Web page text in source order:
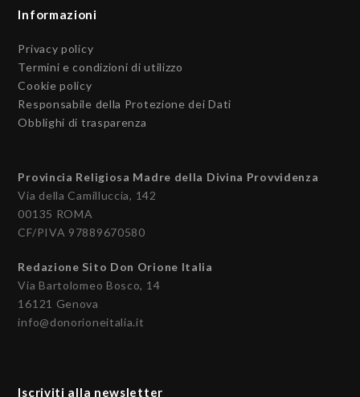
Informazioni
Privacy policy
Termini e condizioni di utilizzo
Cookie policy
Responsabile della Protezione dei Dati
Obblighi di trasparenza
Provincia Religiosa Madre della Divina Provvidenza
Via della Camilluccia, 142
00135 ROMA
CF/PIVA 97889670580
Redazione Sito Don Orione Italia
Via Bartolomeo Bosco, 14
16121 Genova
info@donorioneitalia.it
Iscriviti alla newsletter